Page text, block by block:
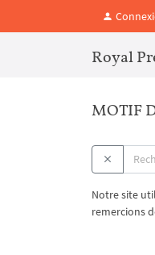
Royal
MOTIF
Notre site
remercions